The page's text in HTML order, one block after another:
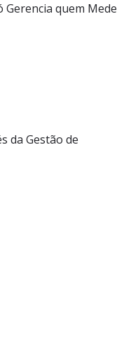
Gerencia quem Mede
da Gestão de